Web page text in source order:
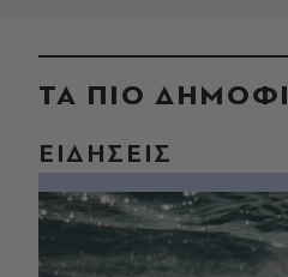
ΤΑ ΠΙΟ
ΕΙΔΗΣΕΙΣ